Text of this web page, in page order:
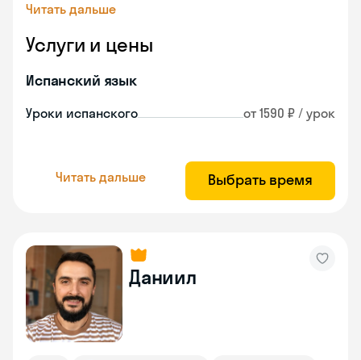
Читать дальше
Услуги и цены
Испанский язык
Уроки испанского от 1590 ₽ / урок
Читать дальше Выбрать время
Даниил